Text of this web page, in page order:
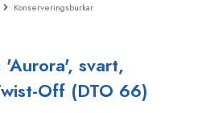
Konserveringsburkar
svart,
Off (DTO 66)